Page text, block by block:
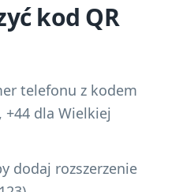
kod QR
telefonu z kodem
+44 dla Wielkiej
dodaj rozszerzenie